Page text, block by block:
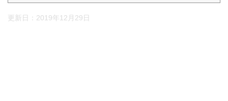
更新日： 2019年12月29日